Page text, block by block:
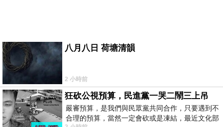
八月八日 荷塘清韻
2 小時前
狂砍公視預算，民進黨一哭二鬧三上吊
嚴審預算，是我們與民眾黨共同合作，只要遇到不
合理的預算，當然一定會砍或是凍結，最近文化部